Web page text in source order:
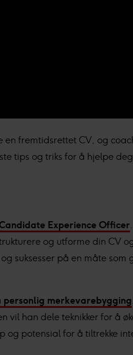
fremtidsrettet CV, og
tips og triks for å hjelpe
Experience Officer
og utforme din CV
suksesser på en måte som
merkevarebygging
vil han dele teknikker for å
og potensial for å tiltrekke